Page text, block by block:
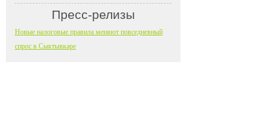
Пресс-релизы
Новые налоговые правила меняют повседневный
спрос в Сыктывкаре